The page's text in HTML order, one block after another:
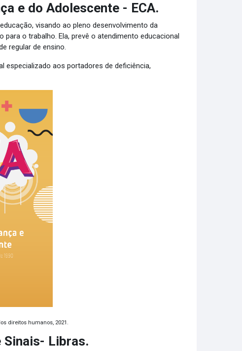
e do Adolescente - ECA.
visando ao pleno desenvolvimento da
o trabalho. Ela, prevê o atendimento educacional
regular de ensino.
especializado aos portadores de deficiência,
direitos humanos, 2021.
Sinais- Libras.